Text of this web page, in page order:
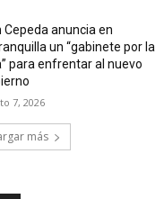
Cepeda anuncia en
un “gabinete por la
para enfrentar al nuevo
7, 2026
más